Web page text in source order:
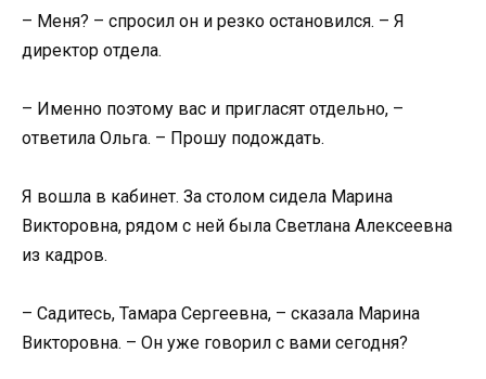
– Меня? – спросил он и резко остановился. – Я
директор отдела.
– Именно поэтому вас и пригласят отдельно, –
ответила Ольга. – Прошу подождать.
Я вошла в кабинет. За столом сидела Марина
Викторовна, рядом с ней была Светлана Алексеевна
из кадров.
– Садитесь, Тамара Сергеевна, – сказала Марина
Викторовна. – Он уже говорил с вами сегодня?